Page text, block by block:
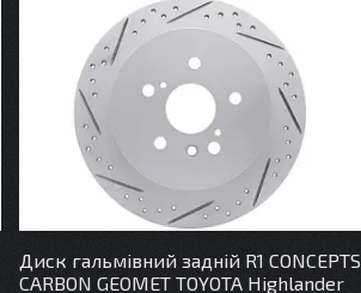
Диск гальмівний задній R1 CONCEPTS
CARBON GEOMET TOYOTA Highlander